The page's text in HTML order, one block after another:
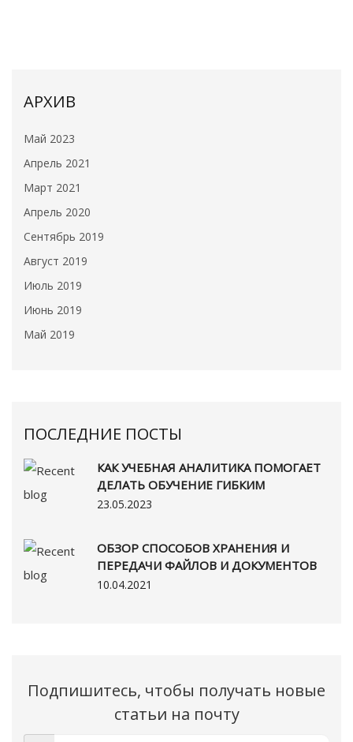
АРХИВ
Май 2023
Апрель 2021
Март 2021
Апрель 2020
Сентябрь 2019
Август 2019
Июль 2019
Июнь 2019
Май 2019
ПОСЛЕДНИЕ ПОСТЫ
КАК УЧЕБНАЯ АНАЛИТИКА ПОМОГАЕТ
ДЕЛАТЬ ОБУЧЕНИЕ ГИБКИМ
23.05.2023
ОБЗОР СПОСОБОВ ХРАНЕНИЯ И
ПЕРЕДАЧИ ФАЙЛОВ И ДОКУМЕНТОВ
10.04.2021
Подпишитесь, чтобы получать новые
статьи на почту